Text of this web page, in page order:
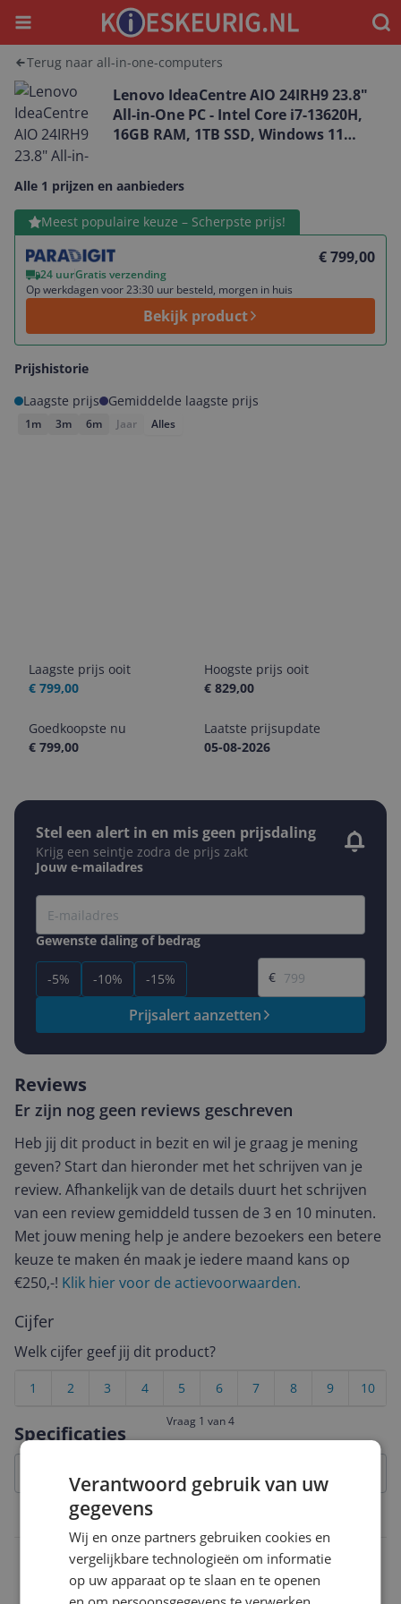
Menu
Terug naar all-in-one-computers
Lenovo IdeaCentre AIO 24IRH9 23.8"
All-in-One PC - Intel Core i7-13620H,
16GB RAM, 1TB SSD, Windows 11
Alle 1 prijzen en aanbieders
Meest populaire keuze – Scherpste prijs!
€ 799,00
24 uurGratis verzending
Op werkdagen voor 23:30 uur besteld, morgen in huis
Bekijk product
Bekijk product
Prijshistorie
Laagste prijs
Gemiddelde laagste prijs
1m 3m 6m Jaar Alles
Laagste prijs ooit
€ 799,00
Hoogste prijs ooit
€ 829,00
Goedkoopste nu
€ 799,00
Laatste prijsupdate
05-08-2026
Stel een alert in en mis geen prijsdaling
Krijg een seintje zodra de prijs zakt
Jouw e-mailadres
Gewenste daling of bedrag
-5% -10% -15%
Gewenste prijs
€
Prijsalert aanzetten
Specificaties
Touchscreen
Reviews
Er zijn nog geen reviews geschreven
Heb jij dit product in bezit en wil je graag je mening
geven? Start dan hieronder met het schrijven van je
review. Afhankelijk van de details duurt het schrijven
van een review gemiddeld tussen de 3 en 10 minuten.
Met jouw mening help je andere bezoekers een betere
keuze te maken én maak je iedere maand kans op
€250,-! Klik hier voor de actievoorwaarden.
Cijfer
Welk cijfer geef jij dit product?
10
9
8
7
6
5
4
3
2
1
Vraag 1 van 4
Verantwoord gebruik van uw
gegevens
Wij en onze partners gebruiken cookies en
vergelijkbare technologieën om informatie
op uw apparaat op te slaan en te openen